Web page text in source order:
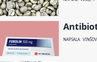
NAPSALA: